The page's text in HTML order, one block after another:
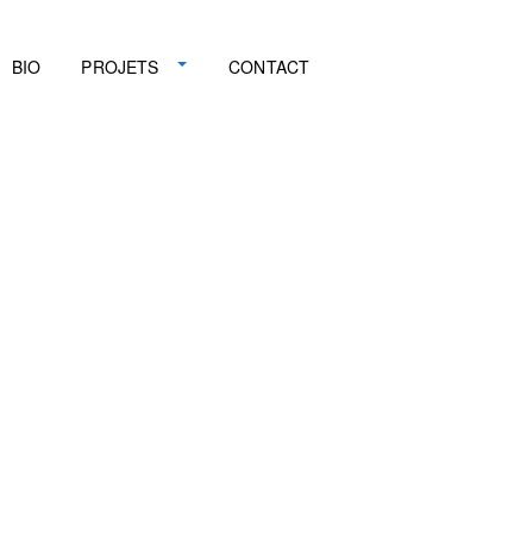
BIO PROJETS CONTACT